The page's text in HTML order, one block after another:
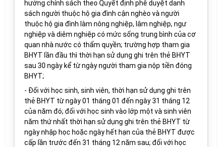
hưởng chính sách theo Quyết định phê duyệt danh
sách người thuộc hộ gia đình cận nghèo và người
thuộc hộ gia đình làm nông nghiệp, lâm nghiệp, ngư
nghiệp và diêm nghiệp có mức sống trung bình của cơ
quan nhà nước có thẩm quyền; trường hợp tham gia
BHYT lần đầu thì thời hạn sử dụng ghi trên thẻ BHYT
sau 30 ngày kể từ ngày người tham gia nộp tiền đóng
BHYT;
- Đối với học sinh, sinh viên, thời hạn sử dụng ghi trên
thẻ BHYT từ ngày 01 tháng 01 đến ngày 31 tháng 12
của năm đó; đối với học sinh vào lớp một và sinh viên
năm thứ nhất thời hạn sử dụng ghi trên thẻ BHYT từ
ngày nhập học hoặc ngày hết hạn của thẻ BHYT được
cấp lần trước đến 31 tháng 12 năm sau; đối với học